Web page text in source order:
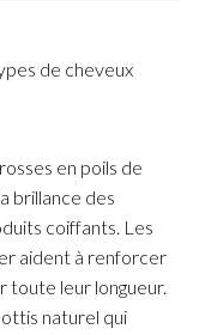
de cheveux
en poils de
brillance des
coiffants. Les
aident à renforcer
toute leur longueur.
naturel qui